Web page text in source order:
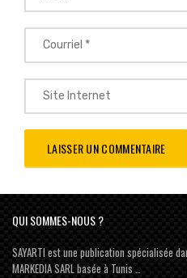
QUI SOMMES-NOUS ?
SAYARTI est une publication spécialisée
MARKEDIA SARL basée à Tunis …